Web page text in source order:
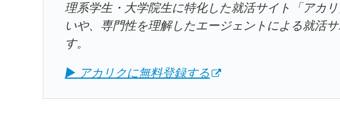
理系学生・大学院生に特化した就活サイト「アカ
いや、専門性を理解したエージェントによる就活
す。
▶ アカリクに無料登録する